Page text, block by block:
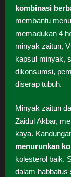
kombinasi
membantu
memadukan 4
minyak zaitun,
kapsul minyak,
dikonsumsi,
diserap tubuh.
Minyak zaitun
Zaidul Akbar,
kaya.
menurunkan
kolesterol baik.
dalam habbatus